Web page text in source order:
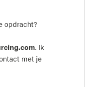
opdracht?
. Ik
met je